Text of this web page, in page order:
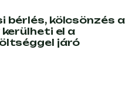
bérlés, kölcsönzés a
el a
járó